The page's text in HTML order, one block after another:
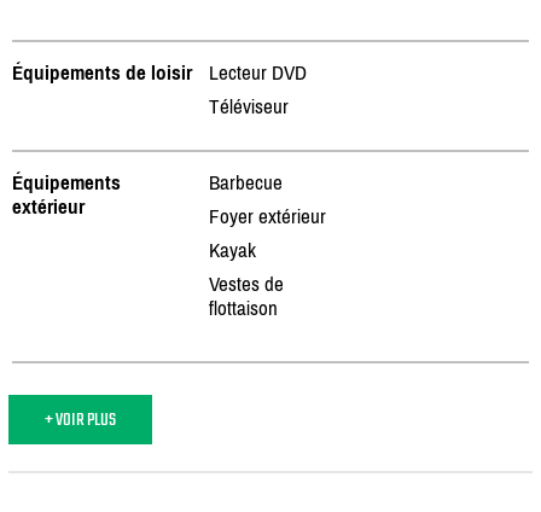
Équipements de loisir
Lecteur DVD
Téléviseur
Équipements
extérieur
Barbecue
Foyer extérieur
Kayak
Vestes de
flottaison
+ VOIR PLUS